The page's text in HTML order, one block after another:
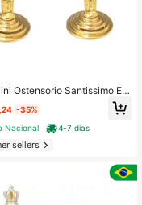
Ostensorio Santissimo Eu
JHS M2
,24 -35%
Nacional
4-7 dias
sellers